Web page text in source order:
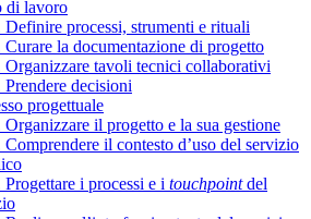
di lavoro
Definire processi, strumenti e rituali
Curare la documentazione di progetto
Organizzare tavoli tecnici collaborativi
Prendere decisioni
progettuale
Organizzare il progetto e la sua gestione
Comprendere il contesto d’uso del servizio
Progettare i processi e i touchpointdel